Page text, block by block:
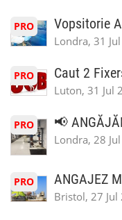
PRO Vopsitorie
Londra, 31
PRO Caut 2
Luton, 31 Jul
PRO 📢
Londra, 28
PRO ANGAJEZ
Bristol, 27